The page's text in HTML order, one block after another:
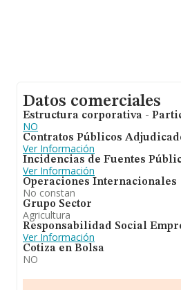
Datos comerciales
Estructura corporativa -
NO
Contratos Públicos
Ver Información
Incidencias de Fuentes
Ver Información
Operaciones Internacionales
No constan
Grupo Sector
Agricultura
Responsabilidad Social
Ver Información
Cotiza en Bolsa
NO